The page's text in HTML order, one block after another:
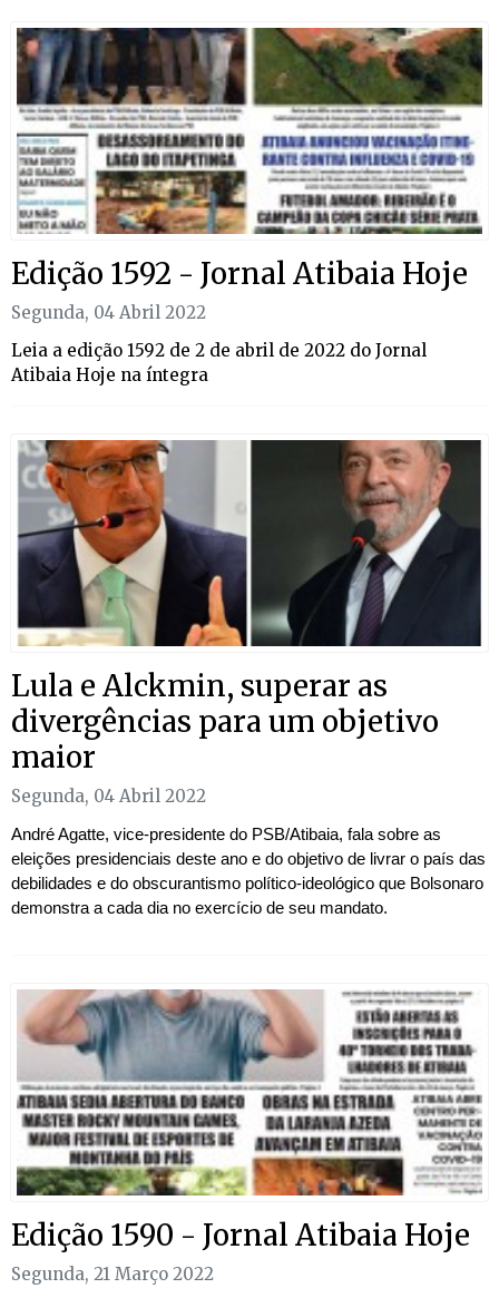
Edição 1592 - Jornal Atibaia Hoje
Segunda, 04 Abril 2022
Leia a edição 1592 de 2 de abril de 2022 do Jornal
Atibaia Hoje na íntegra
Lula e Alckmin, superar as
divergências para um objetivo
maior
Segunda, 04 Abril 2022
André Agatte, vice-presidente do PSB/Atibaia, fala sobre as
eleições presidenciais deste ano e do objetivo de livrar o país das
debilidades e do obscurantismo político-ideológico que Bolsonaro
demonstra a cada dia no exercício de seu mandato.
Edição 1590 - Jornal Atibaia Hoje
Segunda, 21 Março 2022